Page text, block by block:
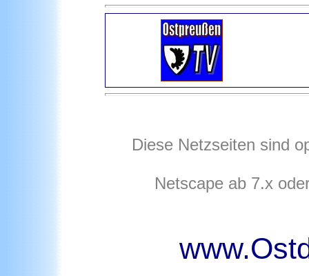
Diese Netzseiten sind
Netscape ab 7.x